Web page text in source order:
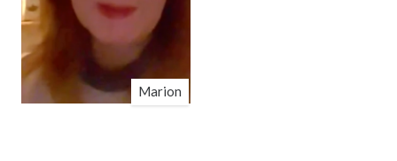
Marion